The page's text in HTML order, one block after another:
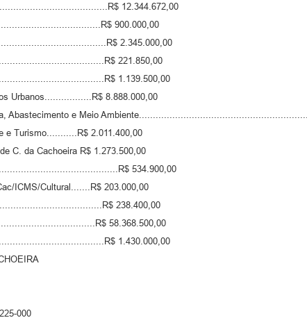
12.344.672,00
900.000,00
2.345.000,00
221.850,00
1.139.500,00
Urbanos.................R$ 8.888.000,00
Abastecimento e Meio
e Turismo...........R$ 2.011.400,00
C. da Cachoeira R$ 1.273.500,00
534.900,00
ICMS/Cultural.......R$ 203.000,00
238.400,00
58.368.500,00
1.430.000,00
000